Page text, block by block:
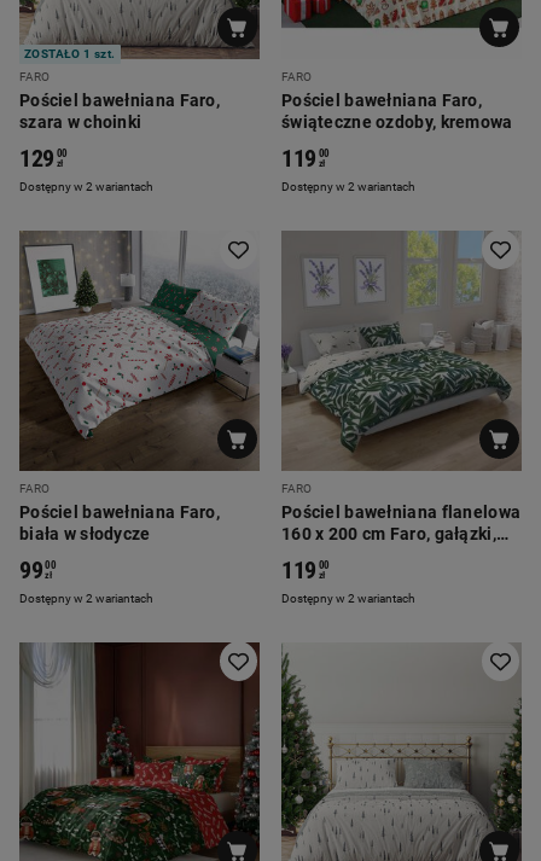
ZOSTAŁO 1 szt.
FARO
Pościel bawełniana Faro,
szara w choinki
Dostępny w 2 wariantach
129 00
zł
FARO
Pościel bawełniana Faro,
świąteczne ozdoby, kremowa
Dostępny w 2 wariantach
119 00
zł
FARO
Pościel bawełniana Faro,
biała w słodycze
Dostępny w 2 wariantach
9900
zł
FARO
Pościel bawełniana flanelowa
160 x 200 cm Faro, gałązki,
Dostępny w 2 wariantach
119 00
zł